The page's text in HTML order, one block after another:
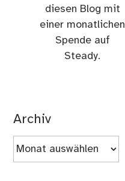
diesen Blog mit
einer monatlichen
Spende auf
Steady.
Archiv
Archiv